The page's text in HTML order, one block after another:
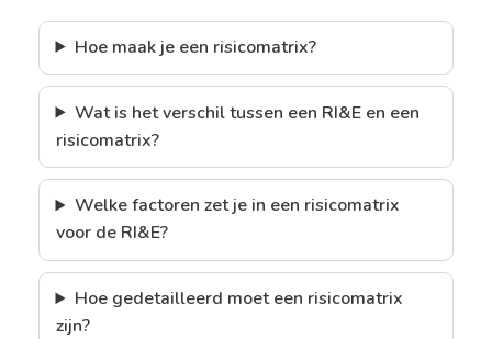
Hoe maak je een risicomatrix?
Wat is het verschil tussen een RI&E en een
risicomatrix?
Welke factoren zet je in een risicomatrix
voor de RI&E?
Hoe gedetailleerd moet een risicomatrix
zijn?